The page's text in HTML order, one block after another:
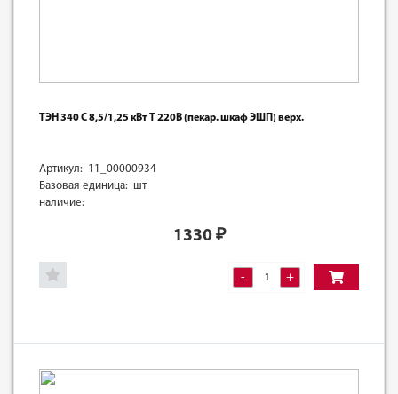
ТЭН 340 C 8,5/1,25 кВт T 220В (пекар. шкаф ЭШП) верх.
Артикул: 11_00000934
Базовая единица: шт
наличие:
1330₽
- +